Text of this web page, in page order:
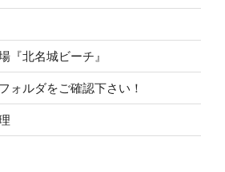
『北名城ビーチ』
ォルダをご確認下さい！